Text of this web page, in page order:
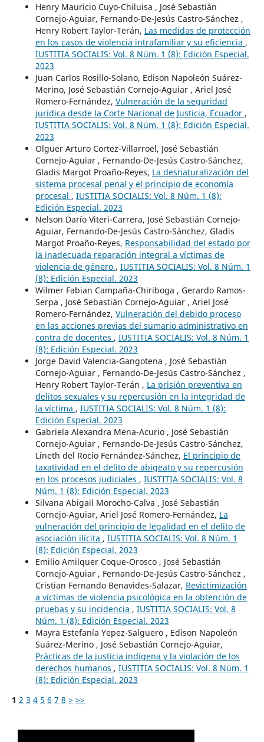
Henry Mauricio Cuyo-Chiluisa , José Sebastián
Cornejo-Aguiar, Fernando-De-Jesús Castro-Sánchez ,
Henry Robert Taylor-Terán, Las medidas de protección
en los casos de violencia intrafamiliar y su eficiencia ,
IUSTITIA SOCIALIS: Vol. 8 Núm. 1 (8): Edición Especial.
2023
Juan Carlos Rosillo-Solano, Edison Napoleón Suárez-
Merino, José Sebastián Cornejo-Aguiar , Ariel José
Romero-Fernández, Vulneración de la seguridad
jurídica desde la Corte Nacional de Justicia, Ecuador ,
IUSTITIA SOCIALIS: Vol. 8 Núm. 1 (8): Edición Especial.
2023
Olguer Arturo Cortez-Villarroel, José Sebastián
Cornejo-Aguiar , Fernando-De-Jesús Castro-Sánchez,
Gladis Margot Proaño-Reyes, La desnaturalización del
sistema procesal penal y el principio de economía
procesal , IUSTITIA SOCIALIS: Vol. 8 Núm. 1 (8):
Edición Especial. 2023
Nelson Darío Viteri-Carrera, José Sebastián Cornejo-
Aguiar, Fernando-De-Jesús Castro-Sánchez, Gladis
Margot Proaño-Reyes, Responsabilidad del estado por
la inadecuada reparación integral a víctimas de
violencia de género , IUSTITIA SOCIALIS: Vol. 8 Núm. 1
(8): Edición Especial. 2023
Wilmer Fabian Campaña-Chiriboga , Gerardo Ramos-
Serpa , José Sebastián Cornejo-Aguiar , Ariel José
Romero-Fernández, Vulneración del debido proceso
en las acciones previas del sumario administrativo en
contra de docentes , IUSTITIA SOCIALIS: Vol. 8 Núm. 1
(8): Edición Especial. 2023
Jorge David Valencia-Gangotena , José Sebastián
Cornejo-Aguiar , Fernando-De-Jesús Castro-Sánchez ,
Henry Robert Taylor-Terán , La prisión preventiva en
delitos sexuales y su repercusión en la integridad de
la víctima , IUSTITIA SOCIALIS: Vol. 8 Núm. 1 (8):
Edición Especial. 2023
Gabriela Alexandra Mena-Acurio , José Sebastián
Cornejo-Aguiar , Fernando-De-Jesús Castro-Sánchez,
Lineth del Rocio Fernández-Sánchez, El principio de
taxatividad en el delito de abigeato y su repercusión
en los procesos judiciales , IUSTITIA SOCIALIS: Vol. 8
Núm. 1 (8): Edición Especial. 2023
Silvana Abigail Morocho-Calva , José Sebastián
Cornejo-Aguiar, Ariel José Romero-Fernández, La
vulneración del principio de legalidad en el delito de
asociación ilícita , IUSTITIA SOCIALIS: Vol. 8 Núm. 1
(8): Edición Especial. 2023
Emilio Amilquer Coque-Orosco , José Sebastián
Cornejo-Aguiar , Fernando-De-Jesús Castro-Sánchez ,
Cristian Fernando Benavides-Salazar, Revictimización
a víctimas de violencia psicológica en la obtención de
pruebas y su incidencia , IUSTITIA SOCIALIS: Vol. 8
Núm. 1 (8): Edición Especial. 2023
Mayra Estefanía Yepez-Salguero , Edison Napoleón
Suárez-Merino , José Sebastián Cornejo-Aguiar,
Prácticas de la justicia indígena y la violación de los
derechos humanos , IUSTITIA SOCIALIS: Vol. 8 Núm. 1
(8): Edición Especial. 2023
1 2 3 4 5 6 7 8 > >>